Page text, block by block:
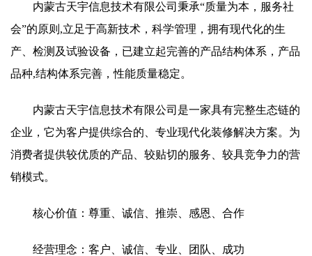
内蒙古天宇信息技术有限公司秉承“质量为本，服务社
会”的原则,立足于高新技术，科学管理，拥有现代化的生
产、检测及试验设备，已建立起完善的产品结构体系，产品
品种,结构体系完善，性能质量稳定。
内蒙古天宇信息技术有限公司是一家具有完整生态链的
企业，它为客户提供综合的、专业现代化装修解决方案。为
消费者提供较优质的产品、较贴切的服务、较具竞争力的营
销模式。
核心价值：尊重、诚信、推崇、感恩、合作
经营理念：客户、诚信、专业、团队、成功